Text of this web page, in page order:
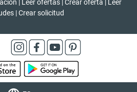
| Leer ofertas | Crear oferta | Leer
|Crear solicitud